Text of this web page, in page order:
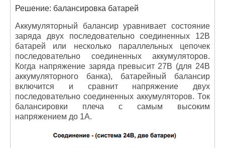
Решение: балансировка батарей
Аккумуляторный балансир уравнивает состояние
заряда двух последовательно соединенных 12В
батарей или несколько параллельных цепочек
последовательно соединенных аккумуляторов.
Когда напряжение заряда превысит 27В (для 24В
аккумуляторного банка), батарейный балансир
включится и сравнит напряжение двух
последовательно соединенных аккумуляторов. Ток
балансировки плеча с самым высоким
напряжением до 1А.